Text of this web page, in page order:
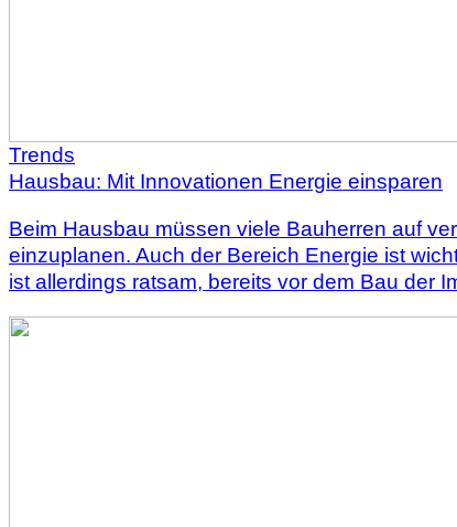
Trends
Hausbau: Mit Innovationen Energie einsparen
Beim Hausbau müssen viele Bauherren auf
einzuplanen. Auch der Bereich Energie ist
ist allerdings ratsam, bereits vor dem Bau der